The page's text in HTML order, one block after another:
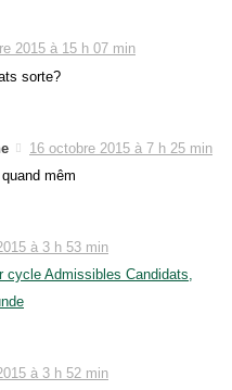
2015 à 15 h 07 min
sorte?
16 octobre 2015 à 7 h 25 min
mêm
à 3 h 53 min
cycle Admissibles Candidats,
à 3 h 52 min